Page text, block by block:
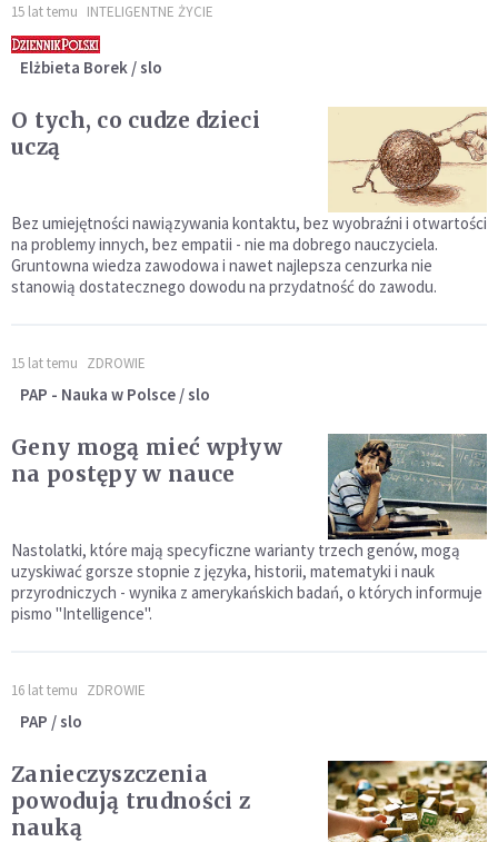
15 lat temu INTELIGENTNE ŻYCIE
Elżbieta Borek / slo
O tych, co cudze dzieci
uczą
Bez umiejętności nawiązywania kontaktu, bez wyobraźni i otwartości
na problemy innych, bez empatii - nie ma dobrego nauczyciela.
Gruntowna wiedza zawodowa i nawet najlepsza cenzurka nie
stanowią dostatecznego dowodu na przydatność do zawodu.
15 lat temu ZDROWIE
PAP - Nauka w Polsce / slo
Geny mogą mieć wpływ
na postępy w nauce
Nastolatki, które mają specyficzne warianty trzech genów, mogą
uzyskiwać gorsze stopnie z języka, historii, matematyki i nauk
przyrodniczych - wynika z amerykańskich badań, o których informuje
pismo "Intelligence".
16 lat temu ZDROWIE
PAP / slo
Zanieczyszczenia
powodują trudności z
nauką